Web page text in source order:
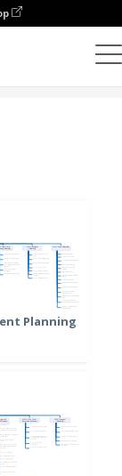
Planning